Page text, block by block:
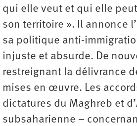
qui elle veut et qui elle
son territoire ». Il annonce
sa politique anti-
injuste et absurde. De
restreignant la délivrance
mises en œuvre. Les
dictatures du Maghreb et
subsaharienne –